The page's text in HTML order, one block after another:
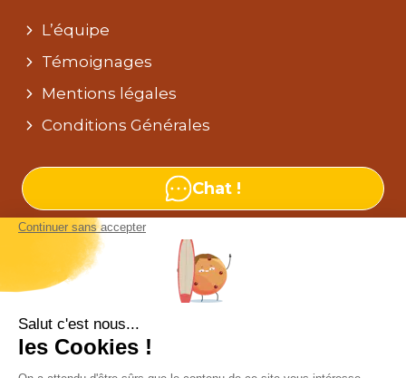
L’équipe
Témoignages
Mentions légales
Conditions Générales
Chat !
Nos agences